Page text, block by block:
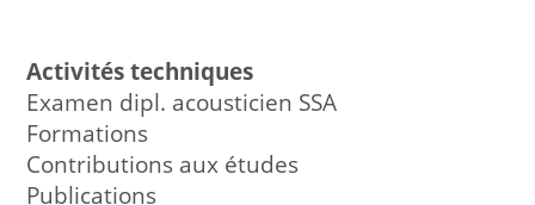
Activités techniques
Examen dipl. acousticien SSA
Formations
Contributions aux études
Publications